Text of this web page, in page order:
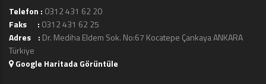
Telefon : 0312 431 62 20
Faks : 0312 431 62 25
Adres : Dr. Mediha Eldem Sok. No:67 Kocatepe Çankaya ANKARA
Türkiye
Google Haritada Görüntüle